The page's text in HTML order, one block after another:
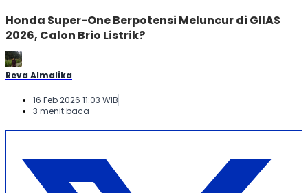
Honda Super-One Berpotensi Meluncur di GIIAS
2026, Calon Brio Listrik?
Reva Almalika
16 Feb 2026 11:03 WIB
3 menit baca